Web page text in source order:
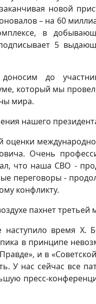
новой
– на 60
в
5
доносим до
который мы
мира.
нашего
Очень
что наша СВО -
переговоры -
конфликту.
пахнет
время Х.
в принципе
и в
У нас сейчас все
пресс-